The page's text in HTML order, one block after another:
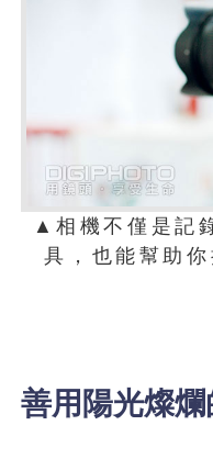
▲相機不僅是記
具，也能幫助
善用陽光燦